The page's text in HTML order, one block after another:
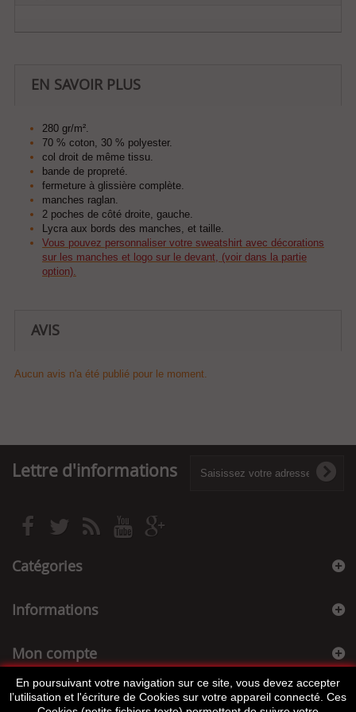
EN SAVOIR PLUS
280 gr/m².
70 % coton, 30 % polyester.
col droit de même tissu.
bande de propreté.
fermeture à glissière complète.
manches raglan.
2 poches de côté droite, gauche.
Lycra aux bords des manches, et taille.
Vous pouvez personnaliser votre sweatshirt avec décorations
sur les manches et logo sur le devant, (voir dans la partie
option).
AVIS
Aucun avis n'a été publié pour le moment.
Lettre d'informations
Catégories
Informations
Mon compte
Informations sur votre boutique
En poursuivant votre navigation sur ce site, vous devez accepter
l’utilisation et l'écriture de Cookies sur votre appareil connecté. Ces